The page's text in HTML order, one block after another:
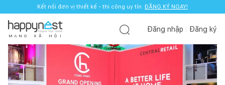
Kết nối đơn vị thiết kế - thi công uy tín. ĐĂNG KÝ NGAY!
M Ạ N G X Ã H Ộ I
Đăng nhập Đăng ký